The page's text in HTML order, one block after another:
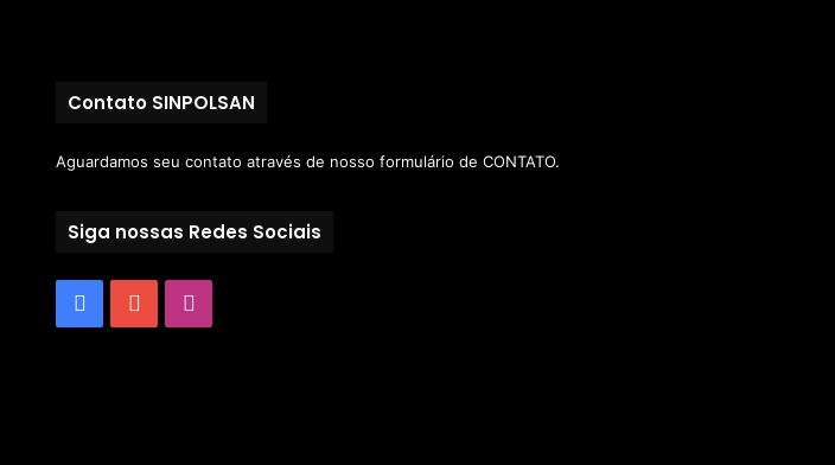
Contato SINPOLSAN
Aguardamos seu contato através de nosso formulário de CONTATO.
Siga nossas Redes Sociais